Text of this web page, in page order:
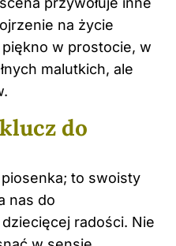
na życie
w prostocie, w
malutkich, ale
do
to swoisty
nas do
radości. Nie